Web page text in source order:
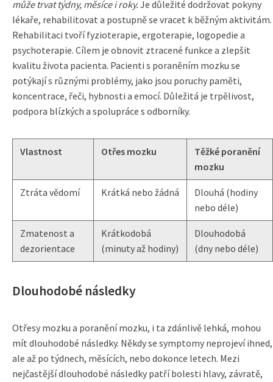
může trvat týdny, měsíce i roky. Je důležité dodržovat pokyny
lékaře, rehabilitovat a postupně se vracet k běžným aktivitám.
Rehabilitaci tvoří fyzioterapie, ergoterapie, logopedie a
psychoterapie. Cílem je obnovit ztracené funkce a zlepšit
kvalitu života pacienta. Pacienti s poraněním mozku se
potýkají s různými problémy, jako jsou poruchy paměti,
koncentrace, řeči, hybnosti a emocí. Důležitá je trpělivost,
podpora blízkých a spolupráce s odborníky.
Vlastnost Otřes mozku
Těžké poranění
mozku
Ztráta vědomí Krátká nebo žádná
Dlouhá (hodiny
nebo déle)
Zmatenost a
dezorientace
Krátkodobá
(minuty až hodiny)
Dlouhodobá
(dny nebo déle)
Dlouhodobé následky
Otřesy mozku a poranění mozku, i ta zdánlivě lehká, mohou
mít dlouhodobé následky. Někdy se symptomy neprojeví ihned,
ale až po týdnech, měsících, nebo dokonce letech. Mezi
nejčastější dlouhodobé následky patří bolesti hlavy, závratě,